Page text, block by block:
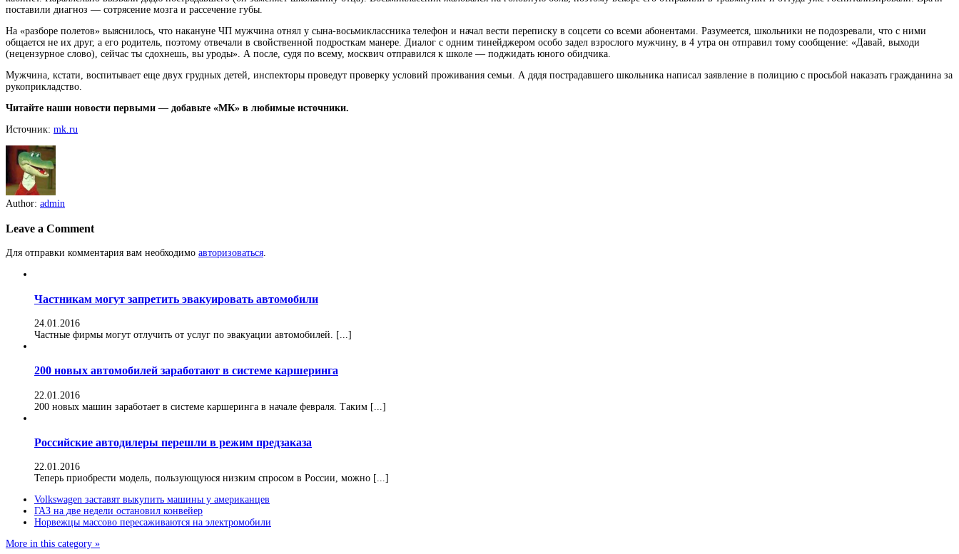
поставили диагноз — сотрясение мозга и рассечение губы.
На «разборе полетов» выяснилось, что накануне ЧП мужчина отнял у сына-восьмиклассника телефон и начал вести переписку в соцсети со всеми абонентами. Разумеется, школьники не подозревали, что с ними
общается не их друг, а его родитель, поэтому отвечали в свойственной подросткам манере. Диалог с одним тинейджером особо задел взрослого мужчину, в 4 утра он отправил тому сообщение: «Давай, выходи
(нецензурное слово), сейчас ты сдохнешь, вы уроды». А после, судя по всему, москвич отправился к школе — поджидать юного обидчика.
Мужчина, кстати, воспитывает еще двух грудных детей, инспекторы проведут проверку условий проживания семьи. А дядя пострадавшего школьника написал заявление в полицию с просьбой наказать гражданина за
рукоприкладство.
Читайте наши новости первыми — добавьте «МК» в любимые источники.
Источник: mk.ru
Author: admin
Leave a Comment
Для отправки комментария вам необходимо авторизоваться.
Частникам могут запретить эвакуировать автомобили
24.01.2016
Частные фирмы могут отлучить от услуг по эвакуации автомобилей. [...]
200 новых автомобилей заработают в системе каршеринга
22.01.2016
200 новых машин заработает в системе каршеринга в начале февраля. Таким [...]
Российские автодилеры перешли в режим предзаказа
22.01.2016
Теперь приобрести модель, пользующуюся низким спросом в России, можно [...]
Volkswagen заставят выкупить машины у американцев
ГАЗ на две недели остановил конвейер
Норвежцы массово пересаживаются на электромобили
More in this category »